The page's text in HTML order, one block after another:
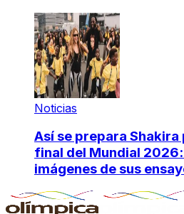
Noticias
Así se prepara Shakira
final del Mundial
imágenes de sus